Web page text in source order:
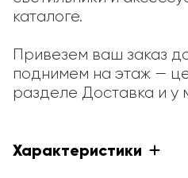
каталоге.
Привезем ваш заказ
поднимем на этаж —
разделе Доставка и у
Характеристики